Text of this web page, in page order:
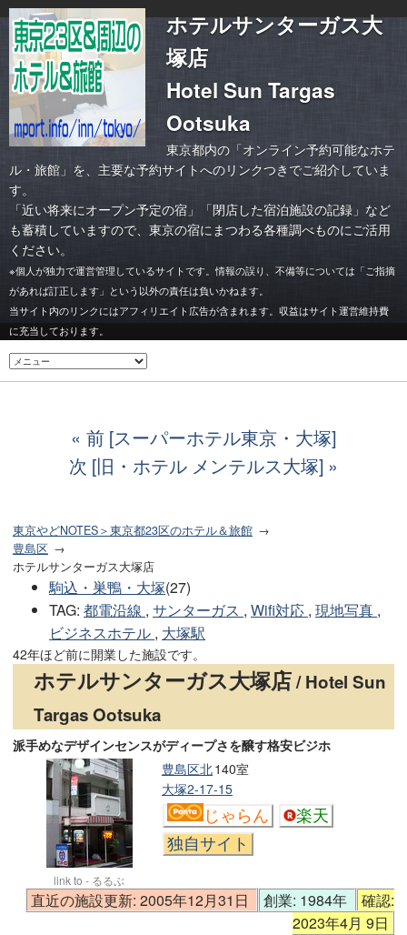
ホテルサンターガス大
塚店
Hotel Sun Targas
Ootsuka
東京都内の「オンライン予約可能なホテ
ル・旅館」を、主要な予約サイトへのリンクつきでご紹介していま
す。
「近い将来にオープン予定の宿 」「閉店した宿泊施設の記録 」など
も蓄積していますので、東京の宿にまつわる各種調べものにご活用
ください。
※個人が独力で運営管理しているサイトです。情報の誤り、不備等については「ご指摘
があれば訂正します」という以外の責任は負いかねます。
当サイト内のリンクにはアフィリエイト広告が含まれます。収益はサイト運営維持費
に充当しております。
前 [スーパーホテル東京・大塚]
次 [旧・ホテル メンテルス大塚]
東京やどNOTES＞東京都23区のホテル＆旅館
豊島区
ホテルサンターガス大塚店
駒込・巣鴨・大塚(27)
TAG: 都電沿線 , サンターガス , Wifi対応 , 現地写真 ,
ビジネスホテル , 大塚駅
42年ほど前に開業した施設です。
ホテルサンターガス大塚店/ Hotel Sun
Targas Ootsuka
派手めなデザインセンスがディープさを醸す格安ビジホ
link to - るるぶ
140室
豊島区北
大塚2-17-15
じゃらん
楽天
独自サイト
直近の施設更新: 2005年12月31日 創業: 1984年
確認:
2023年4月 9日